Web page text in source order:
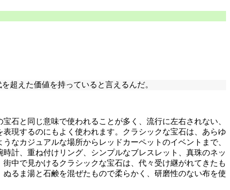
超えた価値を持っていると言えるんだ。
石と同じ意味で使われることが多く、流行に左右されない、
現するのにもよく使われます。クラシックな宝石は、あらゆ
なカジュアルな場所からレッドカーペットのイベントまで、
計、重ね付けリング、シンプルなブレスレット、真珠のネッ
中で見かけるクラシックな宝石は、代々受け継がれてきたも
るま湯と石鹸を混ぜたもので柔らかく、研磨性のない布を使